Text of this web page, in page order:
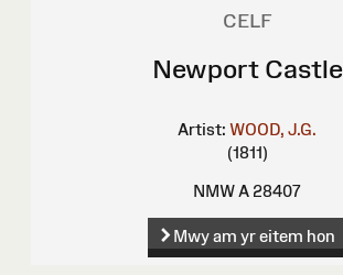
CELF
Newport Castle
Artist: WOOD, J.G.
(1811)
NMW A 28407
Mwy am yr eitem hon